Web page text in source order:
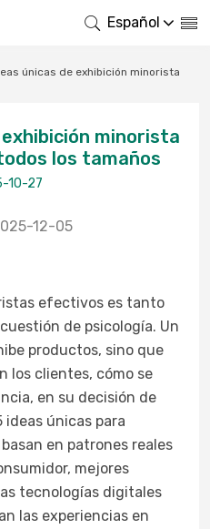
Español
únicas de exhibición minorista
minorista
los tamaños
10-27
12-05
efectivos es tanto
de psicología. Un
productos, sino que
los clientes, cómo se
en su decisión de
ideas únicas para
en patrones reales
mejores
tecnologías digitales
las experiencias en